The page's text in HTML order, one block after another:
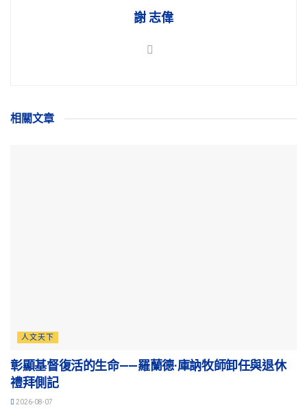
謝 志偉
相關文章
人文天下
彰顯基督復活的生命——羅蘭德·庫訥牧師卸任與退休
禮拜側記
2026-08-07